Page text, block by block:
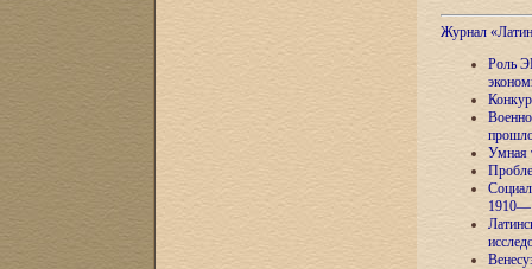
Журнал
Роль
Умная